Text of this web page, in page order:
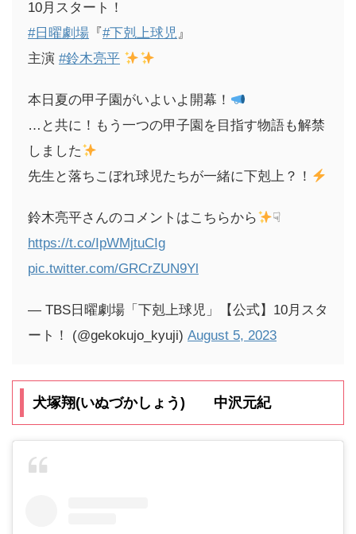
10月スタート！
#日曜劇場 『 #下剋上球児』
主演 #鈴木亮平
本日夏の甲子園がいよいよ開幕！
…と共に！もう一つの甲子園を目指す物語も解禁
しました
先生と落ちこぼれ球児たちが一緒に下剋上？！
鈴木亮平さんのコメントはこちらから
☟
https://t.co/IpWMjtuCIg
pic.twitter.com/GRCrZUN9Yl
— TBS日曜劇場「下剋上球児」【公式】10月スタ
ート！ (@gekokujo_kyuji) August 5, 2023
犬塚翔(いぬづかしょう) 中沢元紀